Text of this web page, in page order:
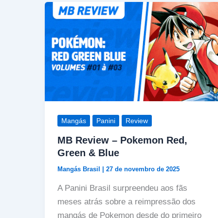
Mangás Panini Review
MB Review – Pokemon Red,
Green & Blue
Mangás Brasil 27 de novembro de 2025
A Panini Brasil surpreendeu aos fãs
meses atrás sobre a reimpressão dos
mangás de Pokemon desde do primeiro